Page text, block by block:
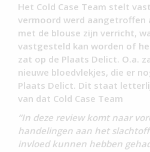
Het Cold Case Team stelt
vermoord werd aangetroffen
met de blouse zijn verricht,
vastgesteld kan worden of
zat op de Plaats Delict. O.a.
nieuwe bloedvlekjes, die er
Plaats Delict. Dit staat
van dat Cold Case Team
“In deze review komt naar
handelingen aan het
invloed kunnen hebben